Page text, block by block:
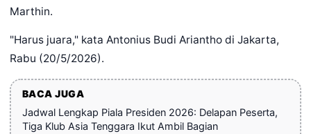
Marthin.
"Harus juara," kata Antonius Budi Ariantho di Jakarta,
Rabu (20/5/2026).
BACA JUGA
Jadwal Lengkap Piala Presiden 2026: Delapan Peserta,
Tiga Klub Asia Tenggara Ikut Ambil Bagian